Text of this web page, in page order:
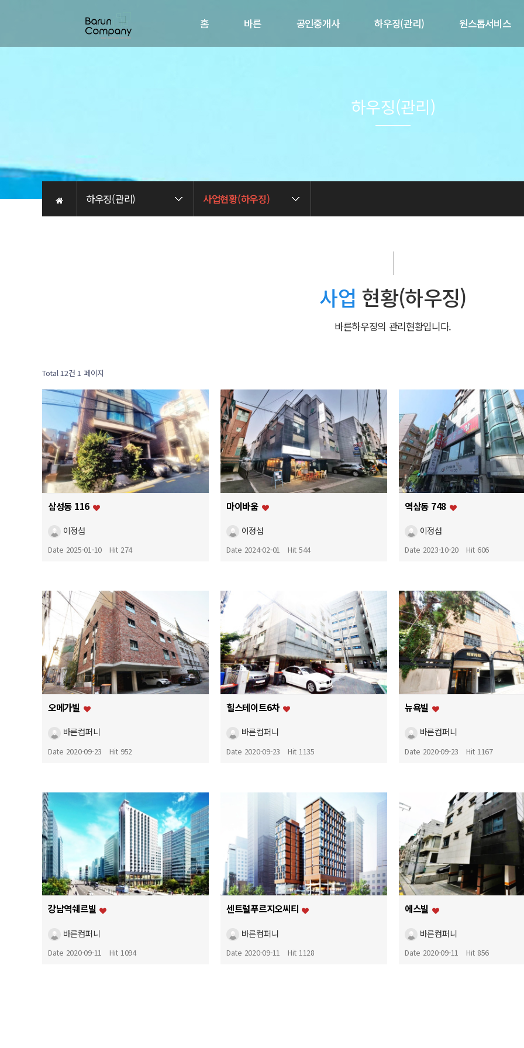
홈 바른 공인중개사 하우징(관리)
사업현황
임대인전용
원스톱서비스
하우징(관리) 사업현황(하우징)
하우징(관리)
사업 현황(하우징)
바른하우징의 관리현황입니다.
Total 12건 1 페이지
삼성동 116
이정섭
Date 2025-01-10 Hit 274
마이바움
이정섭
Date 2024-02-01 Hit 544
역삼동 748
이정섭
Date 2023-10-20 Hit 606
오메가빌
바른컴퍼니
Date 2020-09-23 Hit 952
힐스테이트6차
바른컴퍼니
Date 2020-09-23 Hit 1135
뉴욕빌
바른컴퍼니
Date 2020-09-23 Hit 1167
강남역쉐르빌
바른컴퍼니
Date 2020-09-11 Hit 1094
센트럴푸르지오씨티
바른컴퍼니
Date 2020-09-11 Hit 1128
에스빌
바른컴퍼니
Date 2020-09-11 Hit 856